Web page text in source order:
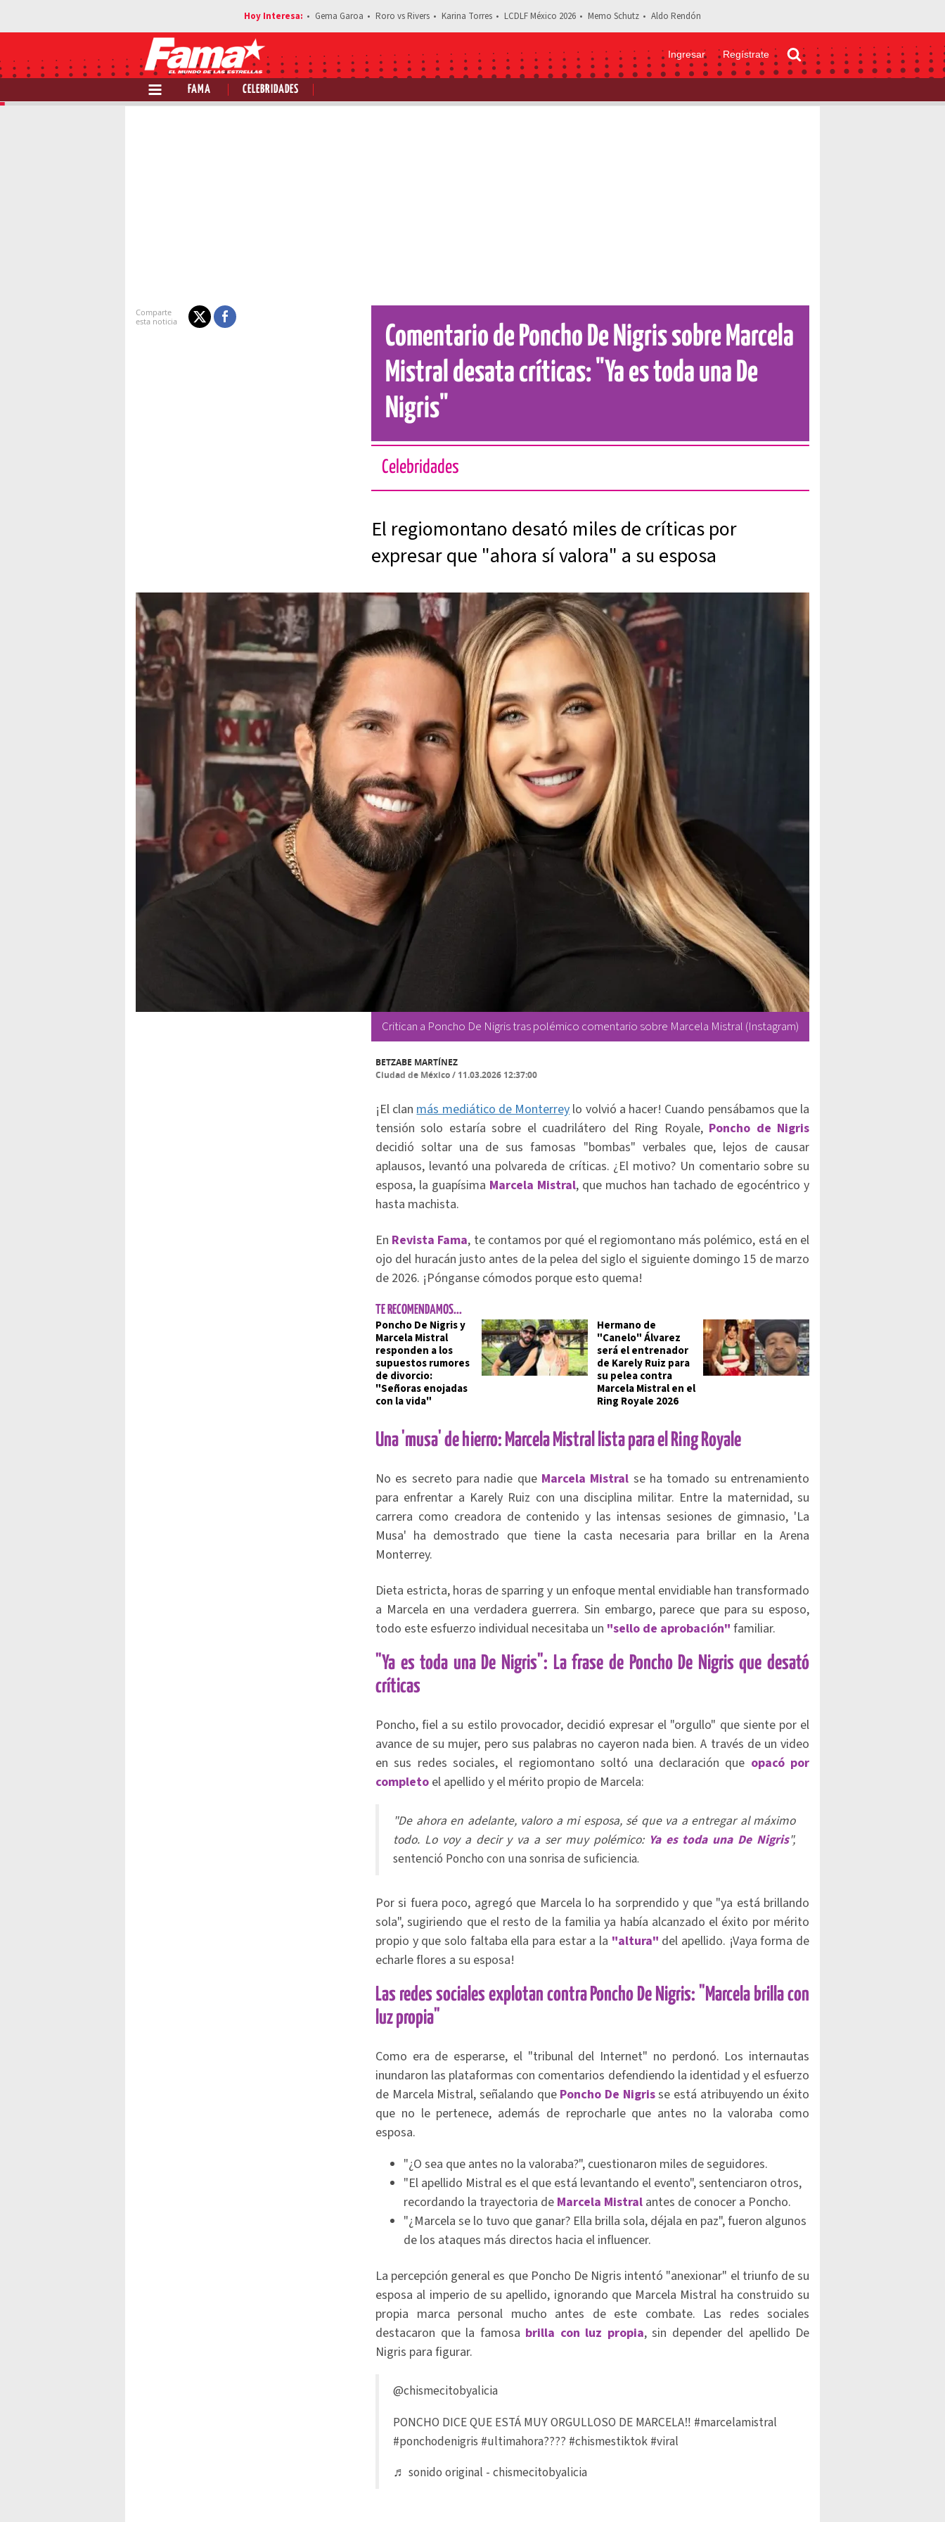
Gema Garoa Roro vs Rivers Karina Torres LCDLF México 2026 Memo Schutz Aldo Rendón
Ingresar Regístrate
FAMA CELEBRIDADES
Estás leyendo: Comentario de Poncho De Nigris sobre Marcela Mistral desata críticas: "Ya es toda una De Nigris"
Comentario de Poncho De Nigris sobre Marcela
Mistral desata críticas: "Ya es toda una De
Nigris"
Celebridades
El regiomontano desató miles de críticas por
expresar que "ahora sí valora" a su esposa
Critican a Poncho De Nigris tras polémico comentario sobre Marcela Mistral (Instagram)
BETZABE MARTÍNEZ
Ciudad de México/ 11.03.2026 12:37:00
¡El clanmás mediático de Monterreylo volvió a hacer! Cuando pensábamos que la
tensión solo estaría sobre el cuadrilátero del Ring Royale, Poncho de Nigris
decidió soltar una de sus famosas "bombas" verbales que, lejos de causar
aplausos, levantó una polvareda de críticas. ¿El motivo? Un comentario sobre su
esposa, la guapísima Marcela Mistral, que muchos han tachado de egocéntrico y
hasta machista.
En Revista Fama, te contamos por qué el regiomontano más polémico, está en el
ojo del huracán justo antes de la pelea del siglo el siguiente domingo 15 de marzo
de 2026. ¡Pónganse cómodos porque esto quema!
TE RECOMENDAMOS...
Poncho De Nigris y
Marcela Mistral
responden a los
supuestos rumores
de divorcio:
"Señoras enojadas
con la vida"
Hermano de
"Canelo" Álvarez
será el entrenador
de Karely Ruiz para
su pelea contra
Marcela Mistral en el
Ring Royale 2026
Una 'musa' de hierro: Marcela Mistral lista para el Ring Royale
No es secreto para nadie que Marcela Mistral se ha tomado su entrenamiento
para enfrentar a Karely Ruiz con una disciplina militar. Entre la maternidad, su
carrera como creadora de contenido y las intensas sesiones de gimnasio, 'La
Musa' ha demostrado que tiene la casta necesaria para brillar en la Arena
Monterrey.
Dieta estricta, horas de sparring y un enfoque mental envidiable han transformado
a Marcela en una verdadera guerrera. Sin embargo, parece que para su esposo,
todo este esfuerzo individual necesitaba un "sello de aprobación" familiar.
"Ya es toda una De Nigris": La frase de Poncho De Nigris que desató
críticas
Poncho, fiel a su estilo provocador, decidió expresar el "orgullo" que siente por el
avance de su mujer, pero sus palabras no cayeron nada bien. A través de un video
en sus redes sociales, el regiomontano soltó una declaración que opacó por
completo el apellido y el mérito propio de Marcela:
"De ahora en adelante, valoro a mi esposa, sé que va a entregar al máximo
todo. Lo voy a decir y va a ser muy polémico:Ya es toda una De Nigris",
sentenció Poncho con una sonrisa de suficiencia.
Por si fuera poco, agregó que Marcela lo ha sorprendido y que "ya está brillando
sola", sugiriendo que el resto de la familia ya había alcanzado el éxito por mérito
propio y que solo faltaba ella para estar a la "altura" del apellido. ¡Vaya forma de
echarle flores a su esposa!
Las redes sociales explotan contra Poncho De Nigris: "Marcela brilla con
luz propia"
Como era de esperarse, el "tribunal del Internet" no perdonó. Los internautas
inundaron las plataformas con comentarios defendiendo la identidad y el esfuerzo
de Marcela Mistral, señalando que Poncho De Nigrisse está atribuyendo un éxito
que no le pertenece, además de reprocharle que antes no la valoraba como
esposa.
"¿O sea que antes no la valoraba?", cuestionaron miles de seguidores.
"El apellido Mistral es el que está levantando el evento", sentenciaron otros,
recordando la trayectoria de Marcela Mistral antes de conocer a Poncho.
"¿Marcela se lo tuvo que ganar? Ella brilla sola, déjala en paz", fueron algunos
de los ataques más directos hacia el influencer.
La percepción general es que Poncho De Nigris intentó "anexionar" el triunfo de su
esposa al imperio de su apellido, ignorando que Marcela Mistral ha construido su
propia marca personal mucho antes de este combate. Las redes sociales
destacaron que la famosa brilla con luz propia, sin depender del apellido De
Nigris para figurar.
@chismecitobyalicia
PONCHO DICE QUE ESTÁ MUY ORGULLOSO DE MARCELA‼️ #marcelamistral
#ponchodenigris #ultimahora???? #chismestiktok #viral
♬ sonido original - chismecitobyalicia